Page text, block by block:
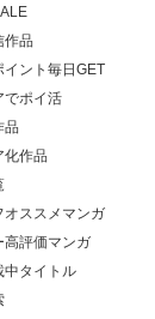
作品
イント毎日GET
でポイ活
品
化作品
オススメマンガ
高評価マンガ
中タイトル